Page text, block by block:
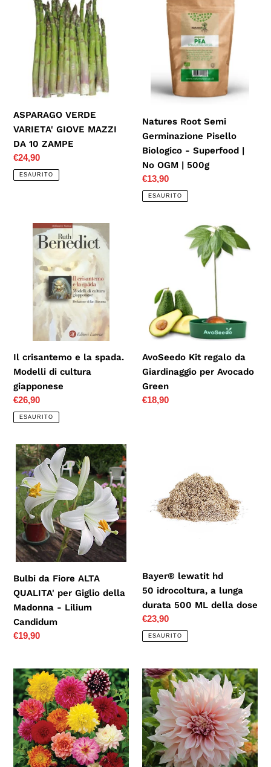
VERDE
VARIETA'
GIOVE
MAZZI
ZAMPE
ASPARAGO VERDE
VARIETA' GIOVE MAZZI
DA 10 ZAMPE
Prezzo
di
listino
€24,90
ESAURITO
Germinazione
Pisello
Biologico
Superfood
No
OGM
|
500g
Natures Root Semi
Germinazione Pisello
Biologico - Superfood |
No OGM | 500g
Prezzo
di
listino
€13,90
ESAURITO
crisantemo
spada.
Modelli
Il crisantemo e la spada.
Modelli di cultura
giapponese
Prezzo
di
listino
€26,90
ESAURITO
Giardinaggio
per
Avocado
Green
AvoSeedo Kit regalo da
Giardinaggio per Avocado
Green
Prezzo
€18,90
Bulbi
da
Fiore
ALTA
QUALITA'
per
Giglio
della
-
Lilium
Candidum
Bulbi da Fiore ALTA
QUALITA' per Giglio della
Madonna - Lilium
Candidum
Prezzo
€19,90
50 idrocoltura,
dose
Bayer® lewatit hd
50 idrocoltura, a lunga
durata 500 ML della dose
Prezzo
di
listino
€23,90
ESAURITO
Dalia
DECORATIVA
-
3
Tuberi
Bulbi
di
DALIA
decorativa
CAFE'
AU
LAIT
bianco
panna